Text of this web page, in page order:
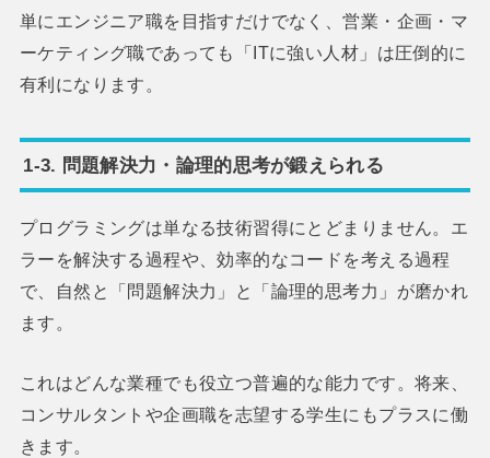
単にエンジニア職を目指すだけでなく、営業・企画・マ
ーケティング職であっても「ITに強い人材」は圧倒的に
有利になります。
1-3. 問題解決力・論理的思考が鍛えられる
プログラミングは単なる技術習得にとどまりません。エ
ラーを解決する過程や、効率的なコードを考える過程
で、自然と「問題解決力」と「論理的思考力」が磨かれ
ます。
これはどんな業種でも役立つ普遍的な能力です。将来、
コンサルタントや企画職を志望する学生にもプラスに働
きます。